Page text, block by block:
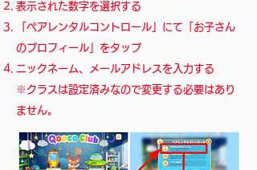
表示された数字を選択する
「ペアレンタルコントロール」にて「お子さん
のプロフィール」をタップ
ニックネーム、メールアドレスを入力する
​※クラスは設定済みなので変更する必要はあり
ません。